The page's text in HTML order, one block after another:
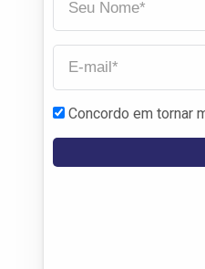
Concordo em tornar